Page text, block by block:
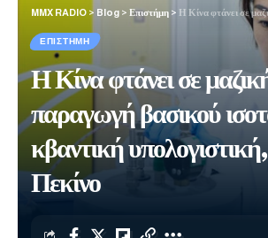
MMX RADIO > Blog > Επιστήμη > Η Κίνα φτάνει σε μαζική παραγωγή βασικού
ΕΠΙΣΤΉΜΗ
Η Κίνα φτάνει σε
παραγωγή βασικού
κβαντική υπολογιστική,
Πεκίνο